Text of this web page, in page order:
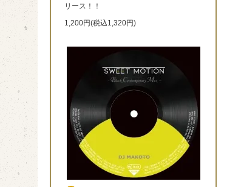
リース！！
1,200円(税込1,320円)